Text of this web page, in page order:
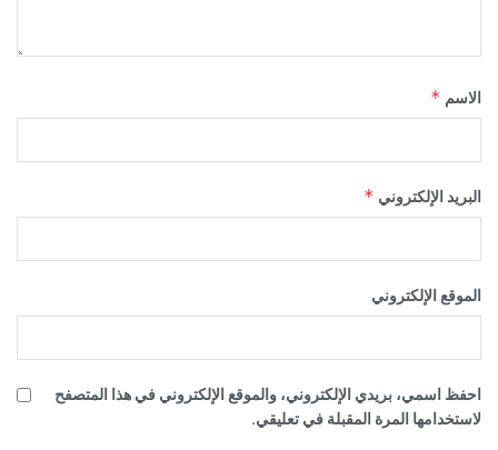
الاسم *
البريد الإلكتروني *
الموقع الإلكتروني
احفظ اسمي، بريدي الإلكتروني، والموقع الإلكتروني في هذا المتصفح
لاستخدامها المرة المقبلة في تعليقي.